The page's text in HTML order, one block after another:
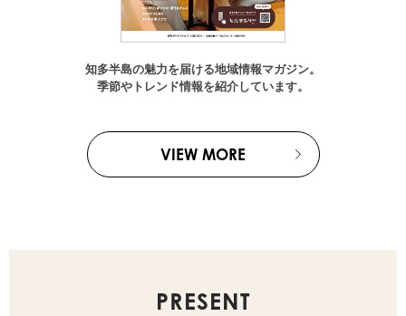
知多半島の魅力を届ける地域情報マガジン。
季節やトレンド情報を紹介しています。
VIEW MORE
PRESENT